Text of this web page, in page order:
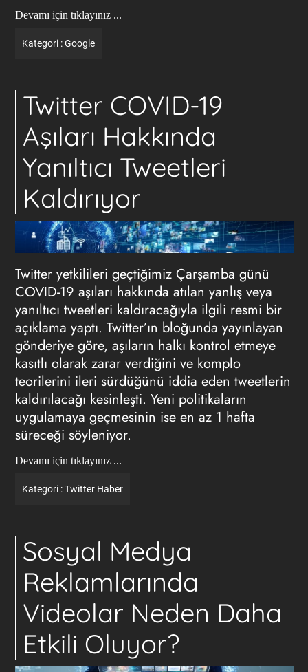
Devamı için tıklayınız ...
Kategori :Google
Twitter COVID-19
Aşıları Hakkında
Yanıltıcı Tweetleri
Kaldırıyor
Twitter yetkilileri geçtiğimiz Çarşamba günü
COVID-19 aşıları hakkında atılan yanlış veya
yanıltıcı tweetleri kaldıracağıyla ilgili resmi bir
açıklama yaptı. Twitter’ın bloğunda yayınlayan
gönderiye göre, aşıların halkı kontrol etmeye
kasıtlı olarak zarar verdiğini ve komplo
teorilerini ileri sürdüğünü iddia eden tweetlerin
kaldırılacağı kesinleşti. Yeni politikaların
uygulamaya geçmesinin ise en az 1 hafta
süreceği söyleniyor.
Devamı için tıklayınız ...
Kategori :Twitter Haber
Sosyal Medya
Reklamlarında
Videolar Neden Daha
Etkili Oluyor?